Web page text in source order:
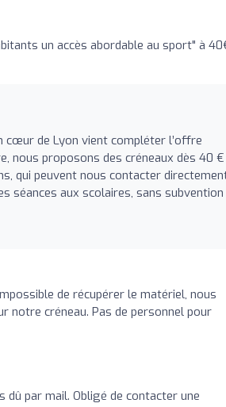
un accès abordable au sport" à
cœur de Lyon vient compléter l’offre
nous proposons des créneaux dès 40
qui peuvent nous contacter
séances aux scolaires, sans subvention
de récupérer le matériel, nous
notre créneau. Pas de personnel pour
dû par mail. Obligé de contacter une